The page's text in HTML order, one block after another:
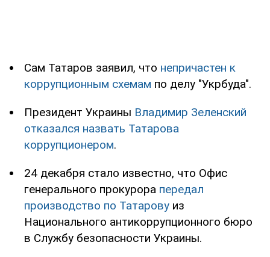
Сам Татаров заявил, что непричастен к
коррупционным схемам по делу "Укрбуда".
Президент Украины Владимир Зеленский
отказался назвать Татарова
коррупционером.
24 декабря стало известно, что Офис
генерального прокурора передал
производство по Татарову из
Национального антикоррупционного бюро
в Службу безопасности Украины.